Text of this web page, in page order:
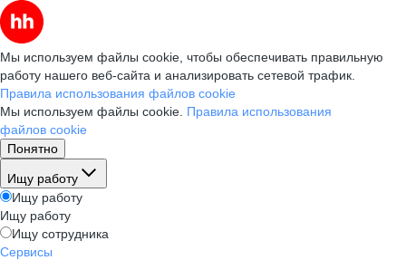
Мы используем файлы cookie, чтобы обеспечивать правильную
работу нашего веб-сайта и анализировать сетевой трафик.
Правила использования файлов cookie
Мы используем файлы cookie. Правила использования
файлов cookie
Понятно
Ищу работу
Ищу работу
Ищу работу
Ищу сотрудника
Сервисы